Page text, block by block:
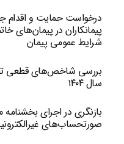
درخواست حمایت و اقدام
شرایط عمومی پیمان
بررسی شاخص‌های قطعی
سال ۱۴۰۴
بازنگری در اجرای
صورتحساب‌های